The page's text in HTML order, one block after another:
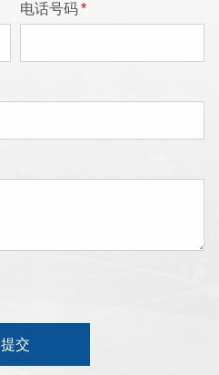
电话号码*
提交